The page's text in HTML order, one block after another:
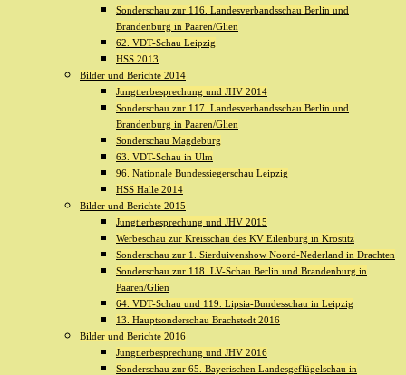
Sonderschau zur 116. Landesverbandsschau Berlin und
Brandenburg in Paaren/Glien
62. VDT-Schau Leipzig
HSS 2013
Bilder und Berichte 2014
Jungtierbesprechung und JHV 2014
Sonderschau zur 117. Landesverbandsschau Berlin und
Brandenburg in Paaren/Glien
Sonderschau Magdeburg
63. VDT-Schau in Ulm
96. Nationale Bundessiegerschau Leipzig
HSS Halle 2014
Bilder und Berichte 2015
Jungtierbesprechung und JHV 2015
Werbeschau zur Kreisschau des KV Eilenburg in Krostitz
Sonderschau zur 1. Sierduivenshow Noord-Nederland in Drachten
Sonderschau zur 118. LV-Schau Berlin und Brandenburg in
Paaren/Glien
64. VDT-Schau und 119. Lipsia-Bundesschau in Leipzig
13. Hauptsonderschau Brachstedt 2016
Bilder und Berichte 2016
Jungtierbesprechung und JHV 2016
Sonderschau zur 65. Bayerischen Landesgeflügelschau in